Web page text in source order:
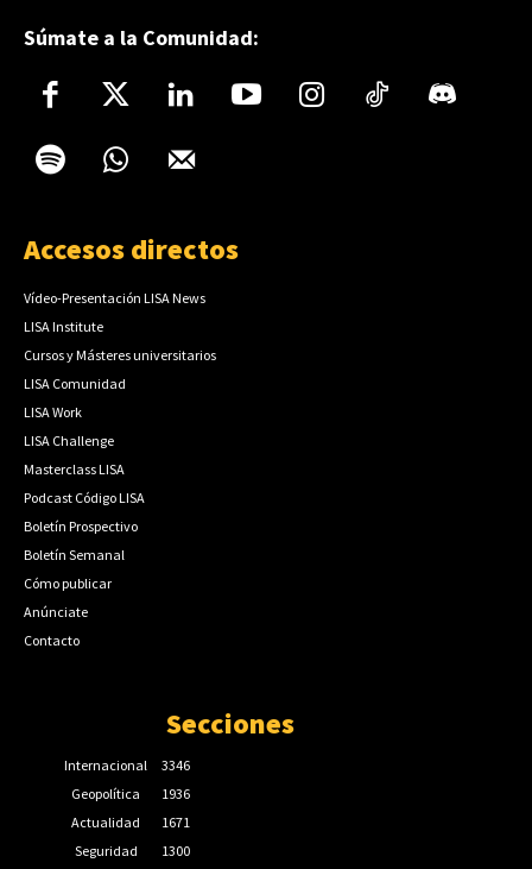
Súmate a la Comunidad:
Accesos directos
Vídeo-Presentación LISA News
LISA Institute
Cursos y Másteres universitarios
LISA Comunidad
LISA Work
LISA Challenge
Masterclass LISA
Podcast Código LISA
Boletín Prospectivo
Boletín Semanal
Cómo publicar
Anúnciate
Contacto
Secciones
Internacional
3346
Geopolítica
1936
Actualidad
1671
Seguridad
1300